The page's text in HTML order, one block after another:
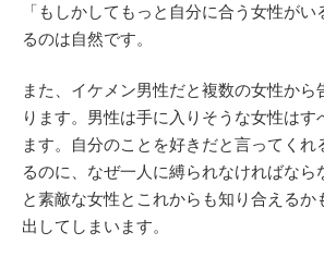
「もしかしてもっと自分に合う女性がい
るのは自然です。
また、イケメン男性だと複数の女性から
ります。男性は手に入りそうな女性はす
ます。自分のことを好きだと言ってくれ
るのに、なぜ一人に縛られなければなら
と素敵な女性とこれからも知り合えるか
出してしまいます。